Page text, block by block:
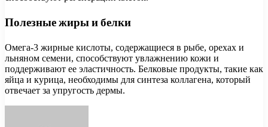
Полезные жиры и белки
Омега-3 жирные кислоты, содержащиеся в рыбе, орехах и
льняном семени, способствуют увлажнению кожи и
поддерживают ее эластичность. Белковые продукты, такие как
яйца и курица, необходимы для синтеза коллагена, который
отвечает за упругость дермы.